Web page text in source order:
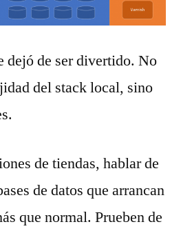
dejó de ser divertido. No
del stack local, sino
de tiendas, hablar de
de datos que arrancan
que normal. Prueben de